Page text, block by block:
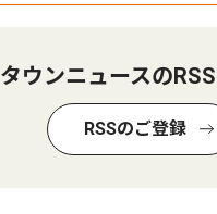
タウンニュースの
RSSのご登録